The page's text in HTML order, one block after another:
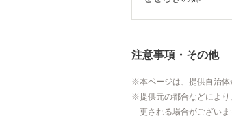
注意事項・その他
本ページは、提供自治体
提供元の都合などによ
更される場合がござい